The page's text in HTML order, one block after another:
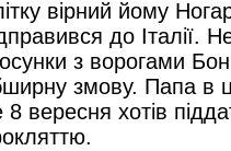
вірний йому
до Італії.
з ворогами
змову. Папа в
8 вересня хотів